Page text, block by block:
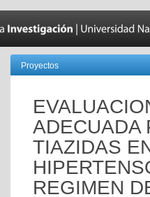
Proyectos
ADECUADA
TIAZIDAS
REGIMEN